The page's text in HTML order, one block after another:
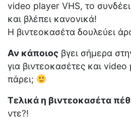
video player VHS, το
και βλέπει κανονικά!
Η βιντεοκασέτα δουλεύει
Αν κάποιος βγει σήμερα
για βιντεοκασέτες και video
πάρει;
Τελικά η βιντεοκασέτα
ντε?!